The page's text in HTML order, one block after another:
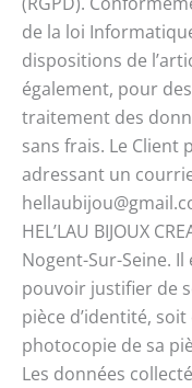
de la loi
dispositions de
également, pour
traitement des
sans frais. Le Client
adressant un
HEL’LAU BIJOUX
Nogent-Sur-Seine.
pouvoir justifier de
pièce d’identité,
photocopie de sa
Les données